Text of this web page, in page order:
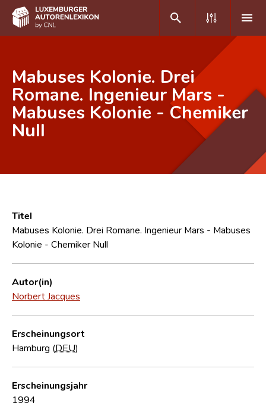
DE FR
Home
Autor(inn)en A-Z
Forschungsgruppe
Mabuses Kolonie. Drei
Romane. Ingenieur Mars -
Mabuses Kolonie - Chemiker
Null
Titel
Mabuses Kolonie. Drei Romane. Ingenieur Mars - Mabuses
Kolonie - Chemiker Null
Autor(in)
Norbert Jacques
Erscheinungsort
Hamburg (DEU)
Erscheinungsjahr
1994